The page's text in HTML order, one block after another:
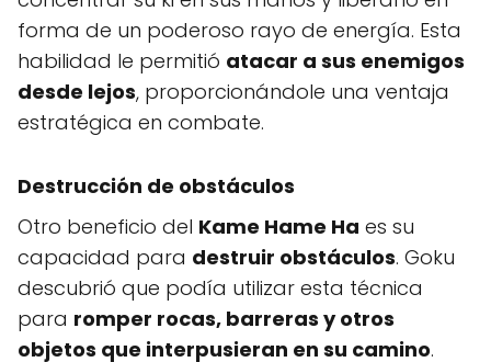
forma de un poderoso rayo de energía. Esta
habilidad le permitió atacar a sus enemigos
desde lejos, proporcionándole una ventaja
estratégica en combate.
Destrucción de obstáculos
Otro beneficio del Kame Hame Ha es su
capacidad para destruir obstáculos. Goku
descubrió que podía utilizar esta técnica
para romper rocas, barreras y otros
objetos que interpusieran en su camino.